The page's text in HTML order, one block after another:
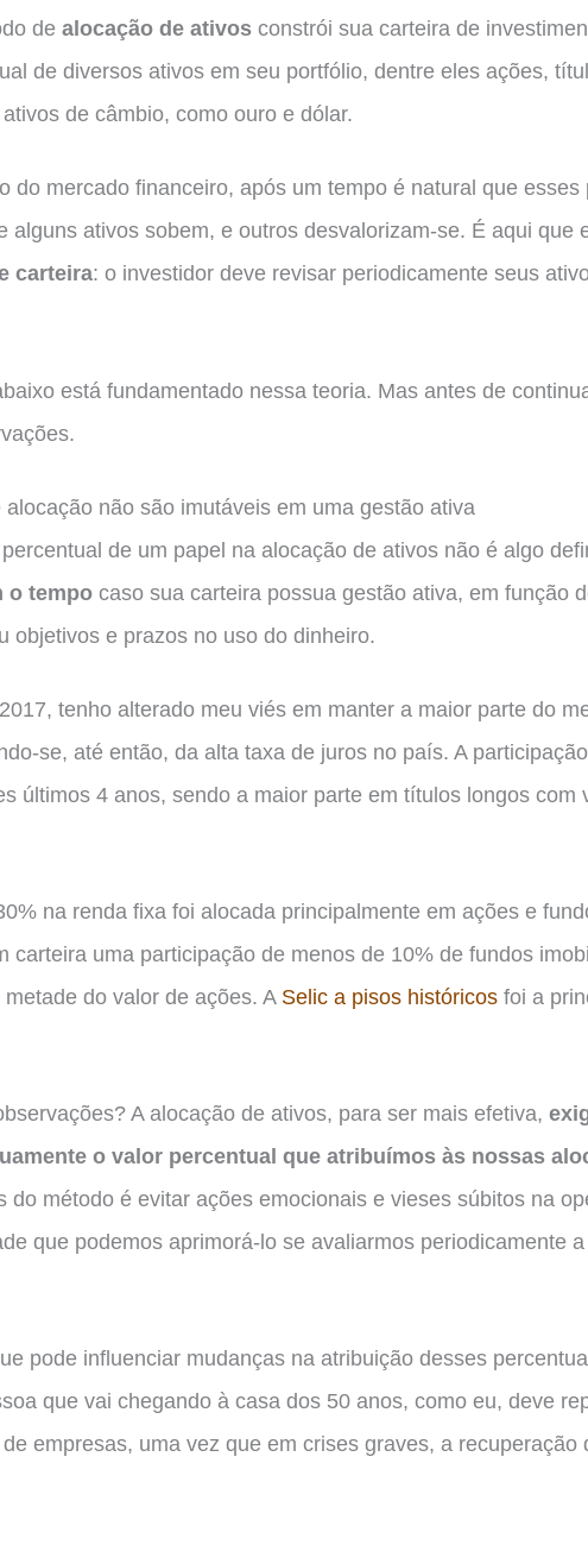
dealocação de ativos constrói sua carteira de
de diversos ativos em seu portfólio, dentre eles ações,
de câmbio, como ouro e dólar.
do mercado financeiro, após um tempo é natural que esses
alguns ativos sobem, e outros desvalorizam-se. É aqui que
carteira: o investidor deve revisar periodicamente seus
está fundamentado nessa teoria. Mas antes de
não são imutáveis em uma gestão ativa
de um papel na alocação de ativos não é algo
o tempo caso sua carteira possua gestão ativa, em função
objetivos e prazos no uso do dinheiro.
tenho alterado meu viés em manter a maior parte do
se, até então, da alta taxa de juros no país. A
últimos 4 anos, sendo a maior parte em títulos longos com
na renda fixa foi alocada principalmente em ações e
carteira uma participação de menos de 10% de fundos
do valor de ações. A Selic a pisos históricos foi a
A alocação de ativos, para ser mais efetiva,
o valor percentual que atribuímos às nossas
do método é evitar ações emocionais e vieses súbitos na
que podemos aprimorá-lo se avaliarmos periodicamente
pode influenciar mudanças na atribuição desses
que vai chegando à casa dos 50 anos, como eu, deve
empresas, uma vez que em crises graves, a recuperação